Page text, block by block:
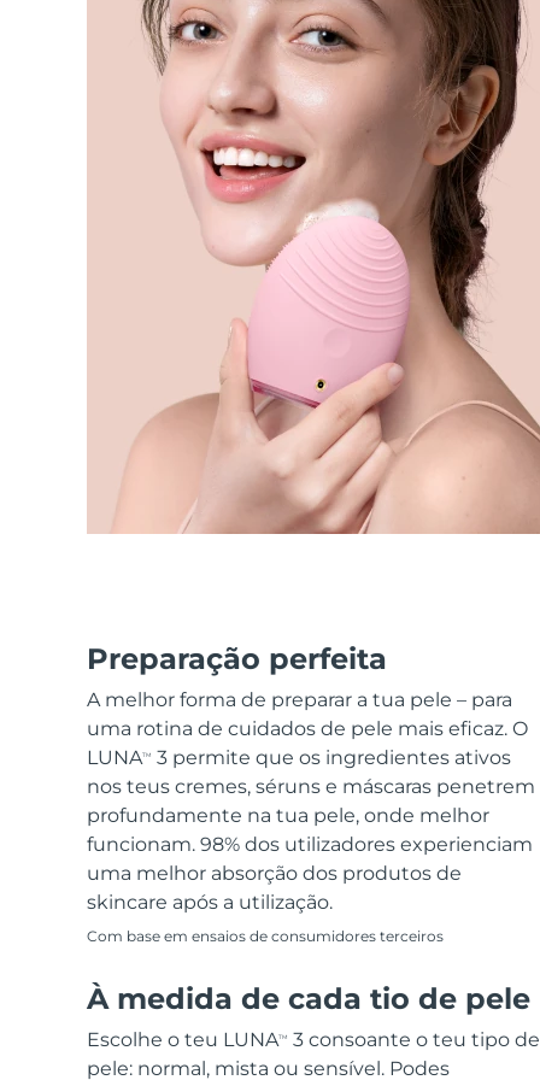
Preparação perfeita
A melhor forma de preparar a tua pele – para
uma rotina de cuidados de pele mais eficaz. O
LUNATM
3 permite que os ingredientes ativos
nos teus cremes, séruns e máscaras penetrem
profundamente na tua pele, onde melhor
funcionam. 98% dos utilizadores experienciam
uma melhor absorção dos produtos de
skincare após a utilização.
Com base em ensaios de consumidores terceiros
À medida de cada tio de pele
Escolhe o teu LUNATM
3 consoante o teu tipo de
pele: normal, mista ou sensível. Podes